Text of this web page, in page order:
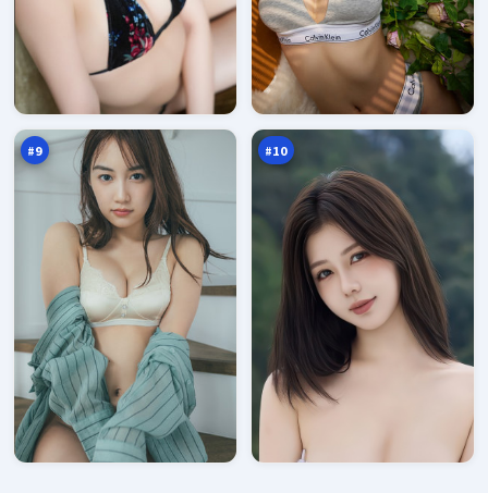
#9
残
章
秩
序
万
#10
边
境
默
示
录
91
万